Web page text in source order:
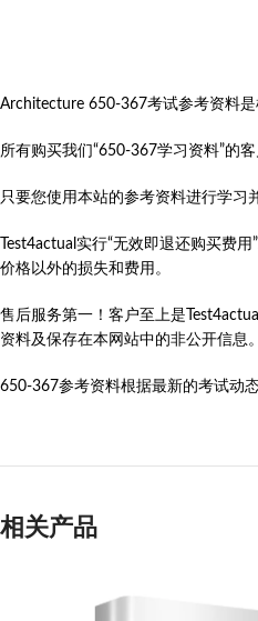
Architecture 650-367考试参考资料
所有购买我们“650-367学习资料”的
只要您使用本站的参考资料进行学习
Test4actual实行“无效即退还购买费
价格以外的损失和费用。
售后服务第一！客户至上是
资料及保存在本网站中的非公开信息。
650-367参考资料根据最新的考试动
相关产品